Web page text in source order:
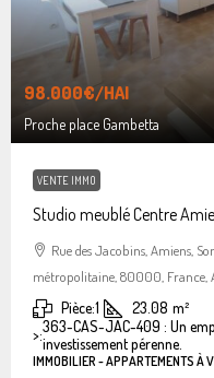
98.000€/HAI
Proche place Gambetta
VENTE IMMO
Studio meublé Centre
Rue des Jacobins, Amiens,
métropolitaine, 80000, France,
Pièce:1 23.08 m²
>:363-CAS-JAC-409 : Un
investissement pérenne.
IMMOBILIER - APPARTEMENTS À